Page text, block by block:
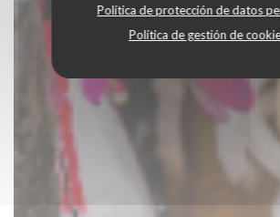
Política de protección de datos
Política de gestión de